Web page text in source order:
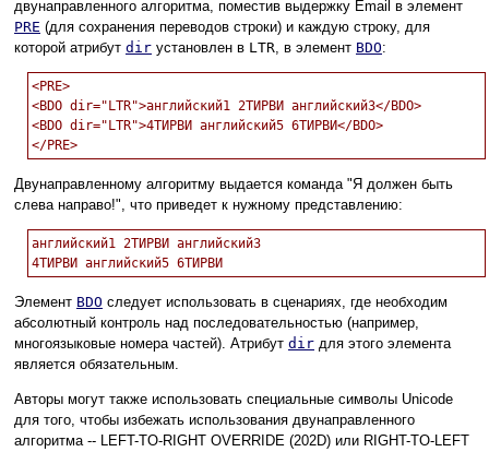
двунаправленного алгоритма, поместив выдержку Email в элемент
PRE (для сохранения переводов строки) и каждую строку, для
которой атрибут dir установлен в LTR, в элемент BDO:
<PRE>
<BDO dir="LTR">английский1 2ТИРВИ английский3</BDO>
<BDO dir="LTR">4ТИРВИ английский5 6ТИРВИ</BDO>
Двунаправленному алгоритму выдается команда "Я должен быть
слева направо!", что приведет к нужному представлению:
английский1 2ТИРВИ английский3
Элемент BDO следует использовать в сценариях, где необходим
абсолютный контроль над последовательностью (например,
многоязыковые номера частей). Атрибут dir для этого элемента
является обязательным.
Авторы могут также использовать специальные символы Unicode
для того, чтобы избежать использования двунаправленного
алгоритма -- LEFT-TO-RIGHT OVERRIDE (202D) или RIGHT-TO-LEFT